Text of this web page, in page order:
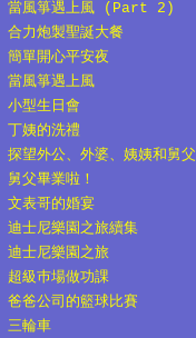
當風箏遇上風 (Part 2)
合力炮製聖誕大餐
簡單開心平安夜
當風箏遇上風
小型生日會
丁姨的洗禮
探望外公、外婆、姨姨和舅父
舅父畢業啦！
文表哥的婚宴
迪士尼樂園之旅續集
迪士尼樂園之旅
超級巿場做功課
爸爸公司的籃球比賽
三輪車